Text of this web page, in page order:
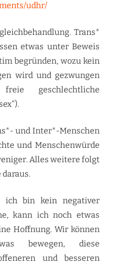
udhr/
Trans*
etwas unter Beweis
begründen, wozu kein
wird und gezwungen
geschlechtliche
und Inter*-Menschen
und Menschenwürde
Alles weitere folgt
ich bin kein negativer
kann ich noch etwas
Hoffnung. Wir können
bewegen, diese
und besseren